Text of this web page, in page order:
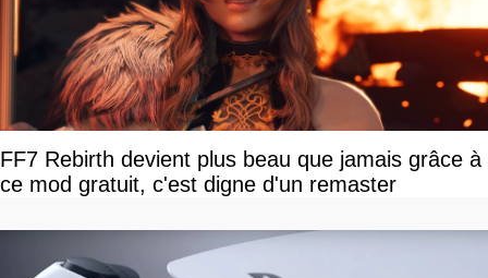
FF7 Rebirth devient plus beau que jamais grâce à
ce mod gratuit, c'est digne d'un remaster